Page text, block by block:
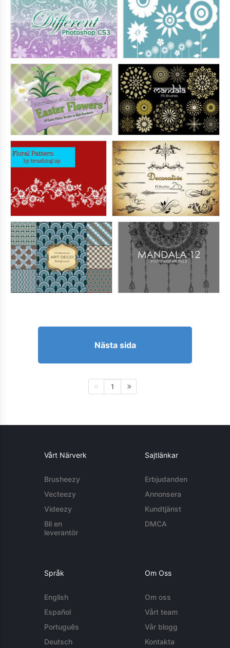
Nästa sida
1
Vårt Närverk
Brusheezy
Vecteezy
Videezy
Bli en
leverantör
Sajtlänkar
Erbjudanden
Annonsera
Kundtjänst
DMCA
Språk
English
Español
Português
Deutsch
Om Oss
Om oss
Vårt team
Vår blogg
Kontakta